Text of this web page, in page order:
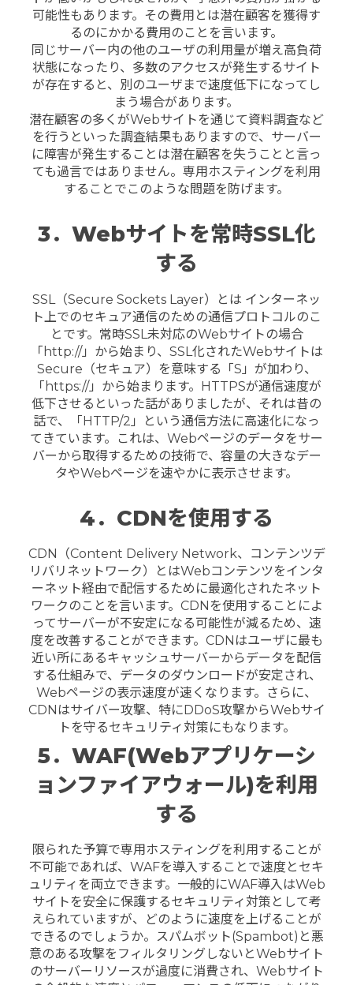
可能性もあります。その費用とは潜在顧客を獲得す
るのにかかる費用のことを言います。
同じサーバー内の他のユーザの利用量が増え高負荷
状態になったり、多数のアクセスが発生するサイト
が存在すると、別のユーザまで速度低下になってし
まう場合があります。
潜在顧客の多くがWebサイトを通じて資料調査など
を行うといった調査結果もありますので、サーバー
に障害が発生することは潜在顧客を失うことと言っ
ても過言ではありません。専用ホスティングを利用
することでこのような問題を防げます。
3．Webサイトを常時SSL化
する
SSL（Secure Sockets Layer）とは インターネッ
ト上でのセキュア通信のための通信プロトコルのこ
とです。常時SSL未対応のWebサイトの場合
「http://」から始まり、SSL化されたWebサイトは
Secure（セキュア）を意味する「S」が加わり、
「https://」から始まります。HTTPSが通信速度が
低下させるといった話がありましたが、それは昔の
話で、「HTTP/2」という通信方法に高速化になっ
てきています。これは、Webページのデータをサー
バーから取得するための技術で、容量の大きなデー
タやWebページを速やかに表示させます。
4．CDNを使用する
CDN（Content Delivery Network、コンテンツデ
リバリネットワーク）とはWebコンテンツをインタ
ーネット経由で配信するために最適化されたネット
ワークのことを言います。CDNを使用することによ
ってサーバーが不安定になる可能性が減るため、速
度を改善することができます。CDNはユーザに最も
近い所にあるキャッシュサーバーからデータを配信
する仕組みで、データのダウンロードが安定され、
Webページの表示速度が速くなります。さらに、
CDNはサイバー攻撃、特にDDoS攻撃からWebサイ
トを守るセキュリティ対策にもなります。
5．WAF(Webアプリケーシ
ョンファイアウォール)を利用
する
限られた予算で専用ホスティングを利用することが
不可能であれば、WAFを導入することで速度とセキ
ュリティを両立できます。一般的にWAF導入はWeb
サイトを安全に保護するセキュリティ対策として考
えられていますが、どのように速度を上げることが
できるのでしょうか。スパムボット(Spambot)と悪
意のある攻撃をフィルタリングしないとWebサイト
のサーバーリソースが過度に消費され、Webサイト